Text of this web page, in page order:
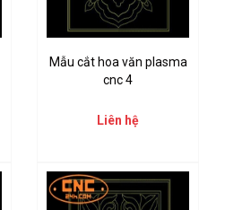
Mẫu cắt hoa văn plasma
cnc 4
Liên hệ